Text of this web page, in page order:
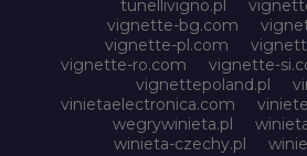
tunellivigno.pl
vignette-bg.com
vignette-pl.com
vignette-ro.com
vignette-
vignettepoland.pl
vinietaelectronica.com
wegrywinieta.pl
winieta-czechy.pl